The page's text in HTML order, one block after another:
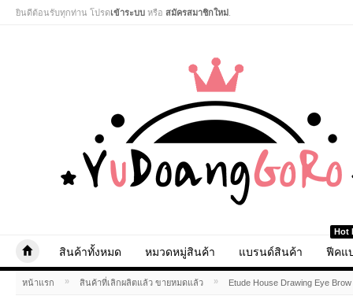
ยินดีต้อนรับทุกท่าน โปรดเข้าระบบ หรือ สมัครสมาชิกใหม่
สินค้าทั้งหมด หมวดหมู่สินค้า แบรนด์สินค้า
Hot
ฟีคแ
หน้าแรก » สินค้าที่เลิกผลิตแล้ว ขายหมดแล้ว » Etude House Drawing Eye